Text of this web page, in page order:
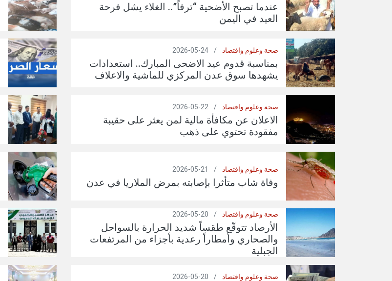
عندما تصبح الأضحية “ترفاً”.. الغلاء يشل فرحة
العيد في اليمن
صحة وعلوم واقتصاد /
24-05-2026
بمناسبة قدوم عيد الاضحى المبارك.. استعدادات
يشهدها سوق عدن المركزي للماشية والاعلاف
صحة وعلوم واقتصاد /
22-05-2026
الاعلان عن مكافأة مالية لمن يعثر على حقيبة
مفقودة تحتوي على ذهب
صحة وعلوم واقتصاد /
21-05-2026
وفاة شاب متأثرا بإصابته بمرض الملاريا في عدن
صحة وعلوم واقتصاد /
20-05-2026
الأرصاد تتوقّع طقساً شديد الحرارة بالسواحل
والصحاري وأمطاراً رعدية بأجزاء من المرتفعات
الجبلية
صحة وعلوم واقتصاد /
20-05-2026